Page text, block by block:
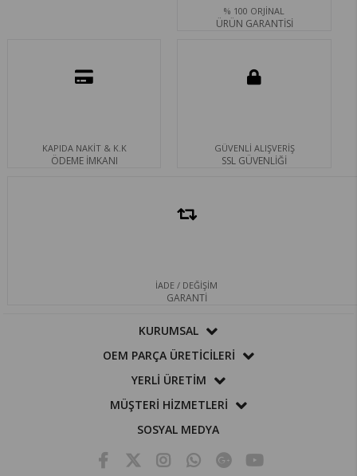
% 100 ORJİNAL
ÜRÜN GARANTİSİ
KAPIDA NAKİT & K.K
ÖDEME İMKANI
GÜVENLİ ALIŞVERİŞ
SSL GÜVENLİĞİ
İADE / DEĞİŞİM
GARANTİ
KURUMSAL
OEM PARÇA ÜRETİCİLERİ
YERLİ ÜRETİM
MÜŞTERİ HİZMETLERİ
SOSYAL MEDYA